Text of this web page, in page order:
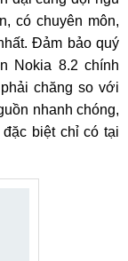
có chuyên môn,
Đảm bảo quý
Nokia 8.2 chính
chăng so với
nhanh chóng,
biệt chỉ có tại